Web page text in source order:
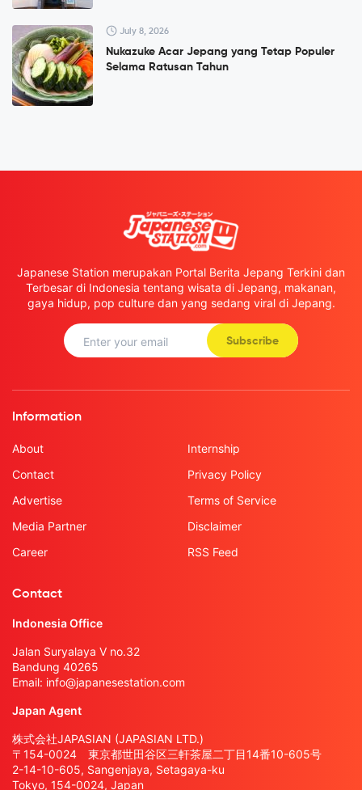
July 8, 2026
Nukazuke Acar Jepang yang Tetap Populer
Selama Ratusan Tahun
Japanese Station merupakan Portal Berita Jepang Terkini dan
Terbesar di Indonesia tentang wisata di Jepang, makanan,
gaya hidup, pop culture dan yang sedang viral di Jepang.
Subscribe
Information
About
Contact
Advertise
Media Partner
Career
Internship
Privacy Policy
Terms of Service
Disclaimer
RSS Feed
Contact
Indonesia Office
Jalan Suryalaya V no.32
Bandung 40265
Email: info@japanesestation.com
Japan Agent
株式会社JAPASIAN (JAPASIAN LTD.)
〒154-0024 東京都世田谷区三軒茶屋二丁目14番10-605号
2-14-10-605, Sangenjaya, Setagaya-ku
Tokyo, 154-0024, Japan